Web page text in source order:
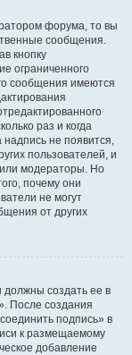
форума, то вы
сообщения.
кнопку
ограниченного
сообщения имеются
раз и когда
не появится,
пользователей, и
модераторы. Но
почему они
не могут
от других
создать ее в
После создания
подпись» в
к размещаемому
добавление